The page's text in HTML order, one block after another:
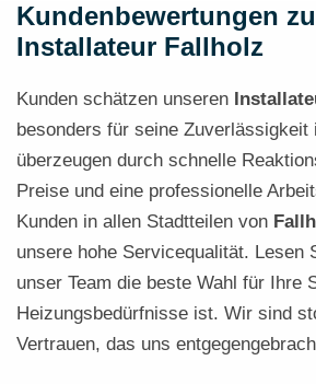
Kundenbewertungen
Installateur Fallholz
Kunden schätzen unseren
besonders für seine Zuverlässigkeit
überzeugen durch schnelle
Preise und eine professionelle
Kunden in allen Stadtteilen von
unsere hohe Servicequalität. Lesen
unser Team die beste Wahl für Ihre
Heizungsbedürfnisse ist. Wir sind
Vertrauen, das uns